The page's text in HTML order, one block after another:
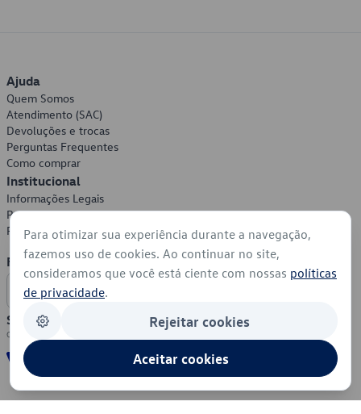
Ajuda
Quem Somos
Atendimento (SAC)
Devoluções e trocas
Perguntas Frequentes
Como comprar
Institucional
Informações Legais
Política de Privacidade
Política de Cookies
Formas de Pagamento
Segurança
Para otimizar sua experiência durante a navegação,
fazemos uso de cookies. Ao continuar no site,
consideramos que você está ciente com nossas políticas
de privacidade.
Rejeitar cookies
Aceitar cookies